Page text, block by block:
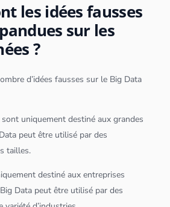
les idées fausses
sur les
?
d’idées fausses sur le Big Data
sont uniquement destiné aux grandes
peut être utilisé par des
tailles.
destiné aux entreprises
Big Data peut être utilisé par des